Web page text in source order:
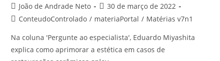
João de Andrade Neto
30 de março de 2022
ConteudoControlado / materiaPortal / Matérias v7n1
Na coluna 'Pergunte ao especialista', Eduardo Miyashita
explica como aprimorar a estética em casos de